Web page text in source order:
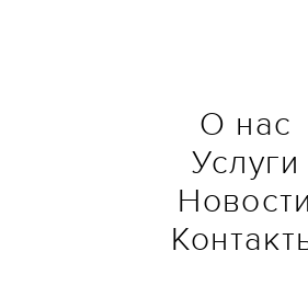
О нас
Услуги
Новости